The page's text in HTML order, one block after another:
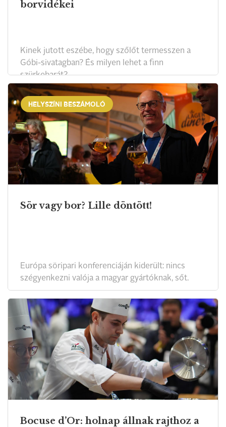
borvidékei
Kinek jutott eszébe, hogy szőlőt termesszen a
Góbi-sivatagban? És milyen lehet a finn
szürkebarát?
HELYSZÍNI BESZÁMOLÓ
Sör vagy bor? Lille döntött!
Európa söripari konferenciáján kiderült: nincs
szégyenkezni valója a magyar gyártóknak, sőt.
Bocuse d’Or: holnap állnak rajthoz a